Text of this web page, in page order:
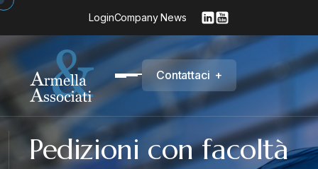
LoginCompany News
Contattaci +
Pedizioni con facoltà